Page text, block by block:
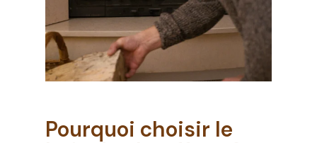
ALLER À LA BOUTIQUE
Pourquoi choisir le